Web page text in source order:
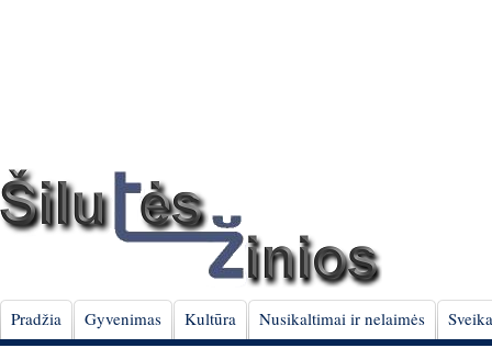
Pradžia Gyvenimas Kultūra Nusikaltimai ir nelaimės